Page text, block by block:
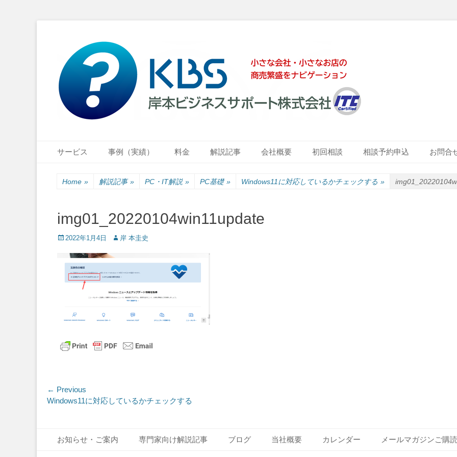
岸本ビジネスサポート株式会社
小さな会社・小さなお店のIT経営をナビゲーション
Primary Menu
サービス 事例（実績） 料金 解説記事 会社概要 初回相談 相談予約申込 お問合
Home » 解説記事 » PC・IT解説 » PC基礎 » Windows11に対応しているかチェックする »
img01_20220104win11update
Posted
2022年1月4日 Author
岸 本圭史
投
稿
ビ
← Previous
Previous
Windows11に対応しているかチェックする
Footer Menu
お知らせ・ご案内 専門家向け解説記事 ブログ 当社概要 カレンダー メールマガジンご購